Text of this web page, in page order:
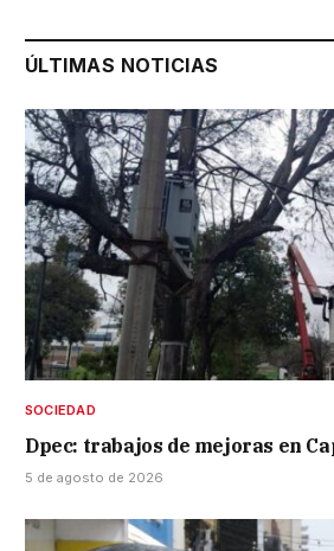
ÚLTIMAS NOTICIAS
SOCIEDAD
Dpec: trabajos de mejoras en
5 de agosto de 2026